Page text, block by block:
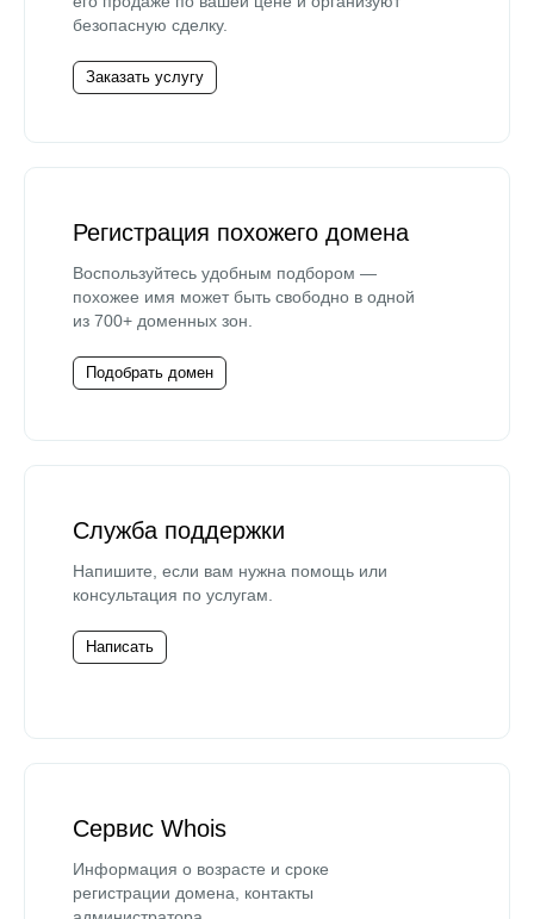
безопасную сделку.
Заказать услугу
Регистрация похожего домена
Воспользуйтесь удобным подбором —
похожее имя может быть свободно в одной
из 700+ доменных зон.
Подобрать домен
Служба поддержки
Напишите, если вам нужна помощь или
консультация по услугам.
Написать
Сервис Whois
Информация о возрасте и сроке
регистрации домена, контакты